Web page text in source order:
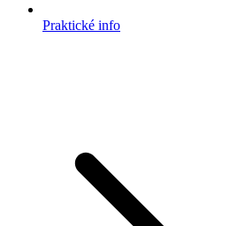
Praktické info